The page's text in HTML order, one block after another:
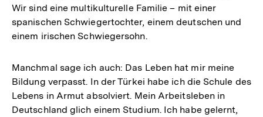
Wir sind eine multikulturelle Familie – mit einer
spanischen Schwiegertochter, einem deutschen und
einem irischen Schwiegersohn.
Manchmal sage ich auch: Das Leben hat mir meine
Bildung verpasst. In der Türkei habe ich die Schule des
Lebens in Armut absolviert. Mein Arbeitsleben in
Deutschland glich einem Studium. Ich habe gelernt,